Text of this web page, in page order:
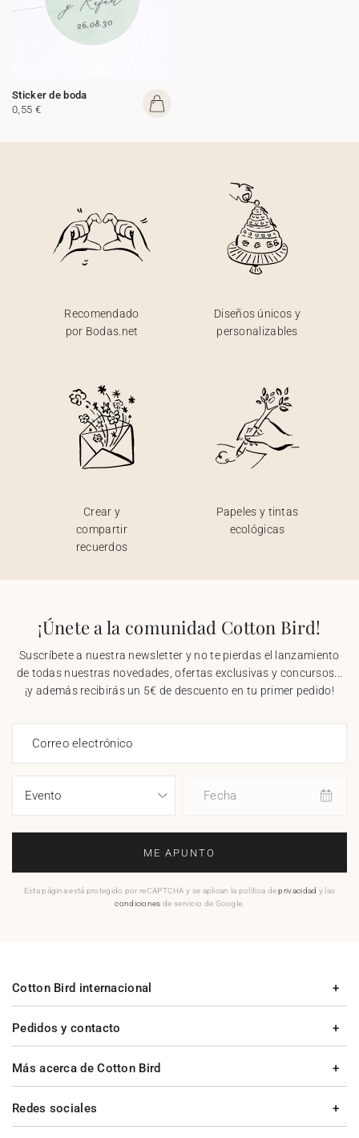
Sticker de boda
0,55 €
Recomendado
por Bodas.net
Diseños únicos y
personalizables
Crear y
compartir
recuerdos
Papeles y tintas
ecológicas
¡Únete a la comunidad Cotton Bird!
Suscríbete a nuestra newsletter y no te pierdas el lanzamiento
de todas nuestras novedades, ofertas exclusivas y concursos...
¡y además recibirás un 5€ de descuento en tu primer pedido!
Correo electrónico
Fecha
ME APUNTO
Esta página está protegido por reCAPTCHA y se aplican la política deprivacidad y las
condiciones de servicio de Google.
Pedidos y contacto
Más acerca de Cotton Bird
Cotton Bird internacional
Redes sociales